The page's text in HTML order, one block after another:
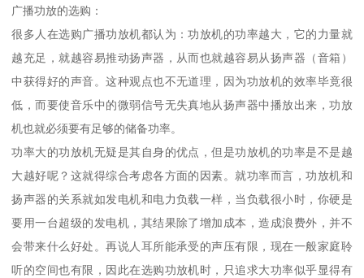
广播功放的选购：
很多人在选购广播功放机都认为：功放机的功率越大，它的力量就
越充足，就越容易推动扬声器，从而也就越容易从扬声器（音箱）
中获得好的声音。这种观点也不无道理，因为功放机的效率毕竟很
低，而要使音乐中的微弱信号无失真地从扬声器中播放出来，功放
机也就必须要有足够的储备功率。
功率大的功放机无疑是其自身的优点，但是功放机的功率是不是越
大越好呢？这就得综合考虑各方面的因素。就功率而言，功放机和
扬声器的关系就如发电机和电力负载一样，当负载很小时，你硬是
要用一台超级的发电机，其结果除了增加成本，造成浪费外，并不
会带来什么好处。再说人耳所能承受的声压有限，现在一般家庭聆
听的空间也有限，因此在选购功放机时，只追求大功率似乎显得有